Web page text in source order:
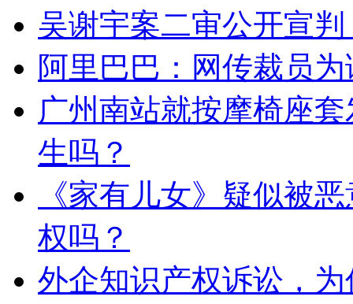
吴谢宇案二审公开宣
阿里巴巴：网传裁员
广州南站就按摩椅座
生吗？
《家有儿女》疑似被
权吗？
外企知识产权诉讼，